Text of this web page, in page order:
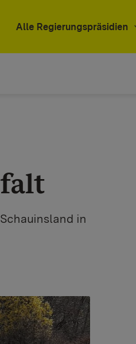
Alle Regierungspräsidien
in